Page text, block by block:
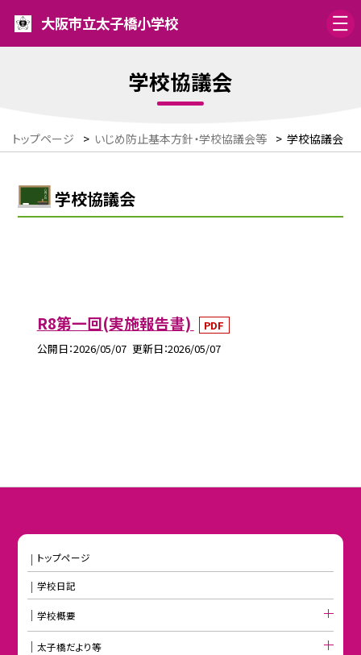
大阪市立太子橋小学校
学校協議会
トップページ > いじめ防止基本方針・学校協議会等 > 学校協議会
学校協議会
R8第一回(実施報告書)
PDF
公開日 2026/05/07 更新日 2026/05/07
トップページ
学校日記
学校概要
太子橋だより等